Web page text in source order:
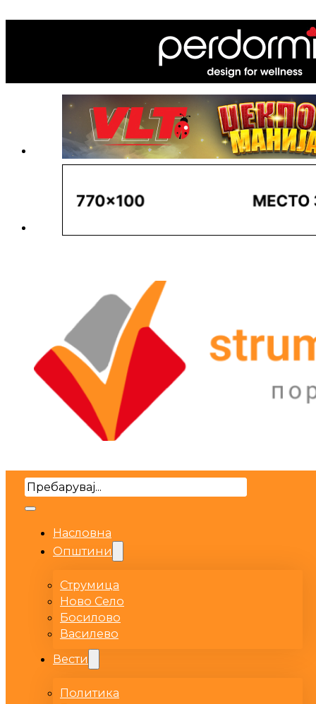
Search
Насловна
Општини
Струмица
Ново Село
Босилово
Василево
Вести
Политика